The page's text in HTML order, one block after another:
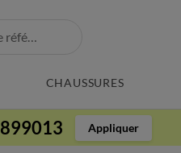
CHAUSSURES
899013 Appliquer